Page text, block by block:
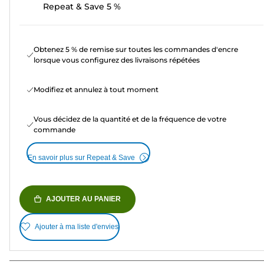
Repeat & Save 5 %
Obtenez 5 % de remise sur toutes les commandes d'encre
lorsque vous configurez des livraisons répétées
Modifiez et annulez à tout moment
Vous décidez de la quantité et de la fréquence de votre
commande
En savoir plus sur Repeat & Save
AJOUTER AU PANIER
Ajouter à ma liste d'envies